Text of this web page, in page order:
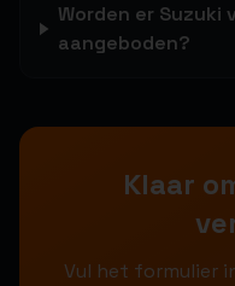
Worden er
aangeboden?
Klaar
Vul het formulier